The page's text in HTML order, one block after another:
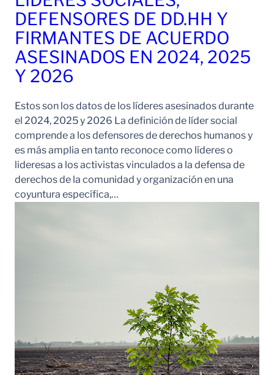
DEFENSORES DE DD.HH Y
FIRMANTES DE ACUERDO
ASESINADOS EN 2024, 2025
Y 2026
Estos son los datos de los líderes asesinados durante
el 2024, 2025 y 2026 La definición de líder social
comprende a los defensores de derechos humanos y
es más amplia en tanto reconoce como líderes o
lideresas a los activistas vinculados a la defensa de
derechos de la comunidad y organización en una
coyuntura específica,…